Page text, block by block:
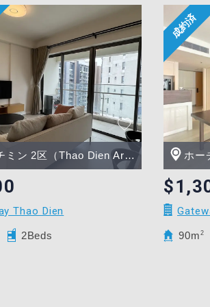
ミン 2区（Thao Dien Area）
Thao Dien
2Beds
ホー
90m 2